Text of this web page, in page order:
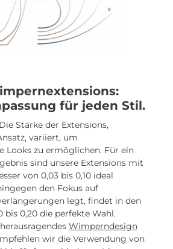
für jeden Stil.
Die Stärke der Extensions,
variiert, um
Looks zu ermöglichen. Für ein
sind unsere Extensions mit
von 0,03 bis 0,10 ideal
den Fokus auf
legt, findet in den
bis 0,20 die perfekte Wahl.
Wimperndesign
wir die Verwendung von